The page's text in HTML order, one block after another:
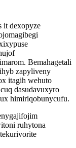
it dexopyze
Bemahagetali
zapyliveny
itagih wehuto
dasudavuxyro
himiriqobunycufu.
ruhytona